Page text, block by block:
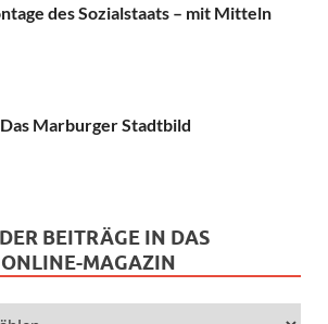
des Sozialstaats – mit Mitteln
Marburger Stadtbild
BEITRÄGE IN DAS
ONLINE-MAGAZIN